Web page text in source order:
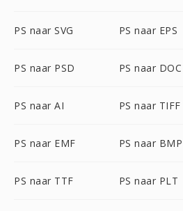
PS naar SVG PS naar EPS
PS naar PSD PS naar DOC
PS naar AI PS naar TIFF
PS naar EMF PS naar BMP
PS naar TTF PS naar PLT